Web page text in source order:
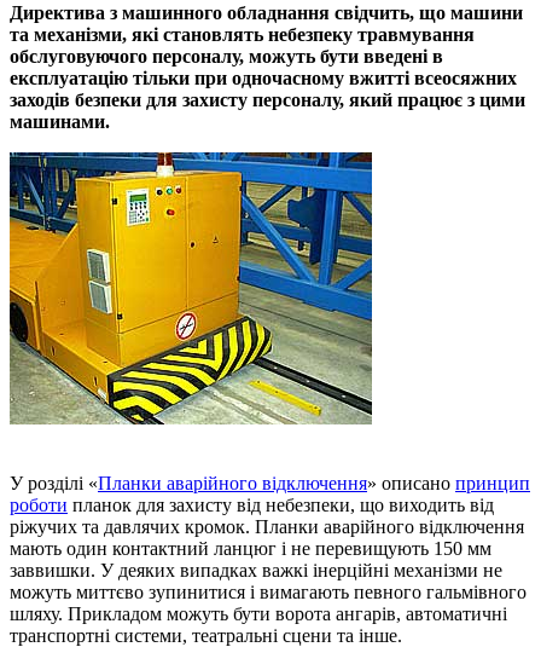
Директива з машинного обладнання свідчить, що машини
та механізми, які становлять небезпеку травмування
обслуговуючого персоналу, можуть бути введені в
експлуатацію тільки при одночасному вжитті всеосяжних
заходів безпеки для захисту персоналу, який працює з цими
машинами.
У розділі «Планки аварійного відключення» описано принцип
роботи планок для захисту від небезпеки, що виходить від
ріжучих та давлячих кромок. Планки аварійного відключення
мають один контактний ланцюг і не перевищують 150 мм
заввишки. У деяких випадках важкі інерційні механізми не
можуть миттєво зупинитися і вимагають певного гальмівного
шляху. Прикладом можуть бути ворота ангарів, автоматичні
транспортні системи, театральні сцени та інше.